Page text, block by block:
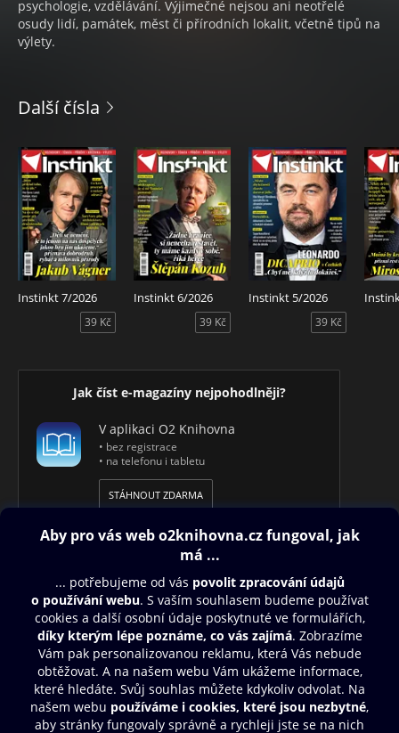
psychologie, vzdělávání. Výjimečné nejsou ani neotřelé
osudy lidí, památek, měst či přírodních lokalit, včetně tipů na
výlety.
Další čísla
Instinkt 7/2026
39 Kč
Instinkt 6/2026
39 Kč
Instinkt 5/2026
39 Kč
Jak číst e-magazíny nejpohodlněji?
V aplikaci O2 Knihovna
• bez registrace
• na telefonu i tabletu
STÁHNOUT ZDARMA
Obsah ke stažení
Moje O2 Knihovna
Další zábava